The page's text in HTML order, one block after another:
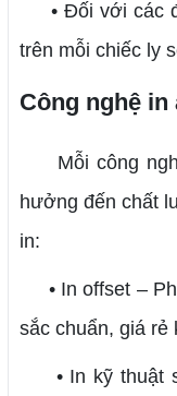
• Đối với các
trên mỗi chiếc ly
Công nghệ in
Mỗi công
hưởng đến chất
in:
• In offset –
sắc chuẩn, giá
• In kỹ thuật